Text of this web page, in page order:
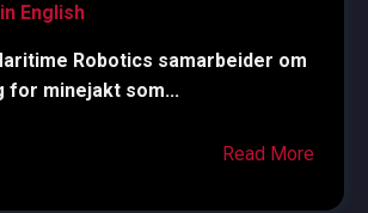
English
Robotics samarbeider om
for minejakt som...
Read More